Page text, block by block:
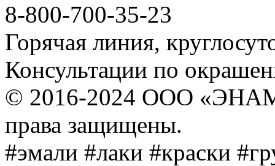
8-800-700-35-23
Горячая линия,
Консультации по
© 2016-2024 ООО
права защищены.
#эмали #лаки #краски